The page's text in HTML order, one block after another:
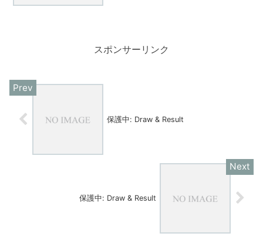
スポンサーリンク
保護中: Draw & Result
保護中: Draw & Result